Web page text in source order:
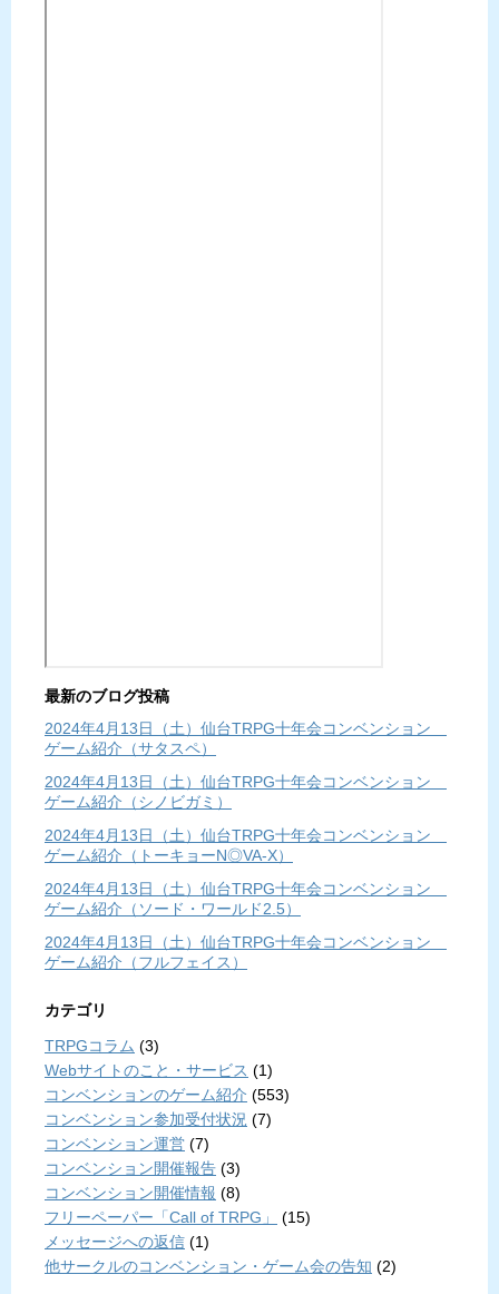
最新のブログ投稿
2024年4月13日（土）仙台TRPG十年会コンベンション
ゲーム紹介（サタスペ）
2024年4月13日（土）仙台TRPG十年会コンベンション
ゲーム紹介（シノビガミ）
2024年4月13日（土）仙台TRPG十年会コンベンション
ゲーム紹介（トーキョーN◎VA-X）
2024年4月13日（土）仙台TRPG十年会コンベンション
ゲーム紹介（ソード・ワールド2.5）
2024年4月13日（土）仙台TRPG十年会コンベンション
ゲーム紹介（フルフェイス）
カテゴリ
TRPGコラム (3)
Webサイトのこと・サービス (1)
コンベンションのゲーム紹介 (553)
コンベンション参加受付状況 (7)
コンベンション運営 (7)
コンベンション開催報告 (3)
コンベンション開催情報 (8)
フリーペーパー「Call of TRPG」
(15)
メッセージへの返信 (1)
他サークルのコンベンション・ゲーム会の告知 (2)